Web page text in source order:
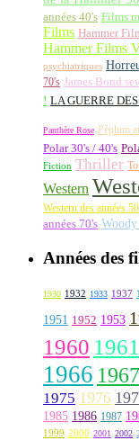
années 40's Films
Films Hammer
Hammer Films
psychiatriques
70's James Bond
! LA GUERRE
Panthère Rose Péplum
Polar 30's / 40's
Fiction Thriller
Western
Western des années
années 70's
Années des
1930 1932 1933 1937
1951 1952 1953
1960 1961
1966 1967
1975 1976
1985 1986 1987
1999 2000 2001 2002